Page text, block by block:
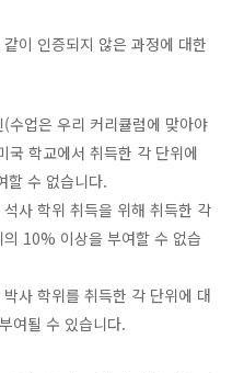
이 인증되지 않은 과정에 대한
수업은 우리 커리큘럼에 맞아야
국 학교에서 취득한 각 단위에
할 수 없습니다.
사 학위 취득을 위해 취득한 각
10% 이상을 부여할 수 없습
사 학위를 취득한 각 단위에 대
여될 수 있습니다.